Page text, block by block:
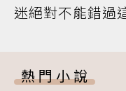
迷絕對不能錯過
熱門小說